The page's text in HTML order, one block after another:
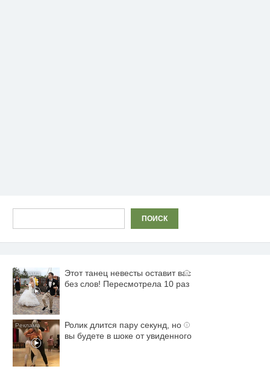
ПОИСК
i
Этот танец невесты оставит вас
без слов! Пересмотрела 10 раз
i
Ролик длится пару секунд, но
вы будете в шоке от увиденного